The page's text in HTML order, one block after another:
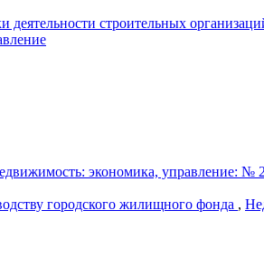
деятельности строительных
экономика, управление: №
городского жилищного фонда ,